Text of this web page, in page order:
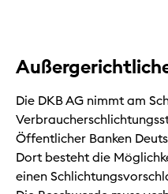
Die DKB AG nimmt am
Öffentlicher Banken
Dort besteht die
einen